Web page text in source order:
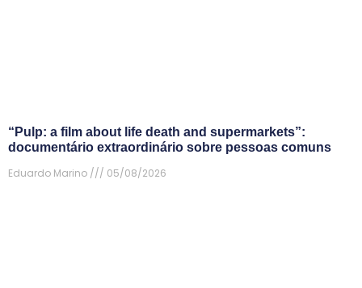
“Pulp: a film about life death and supermarkets”:
documentário extraordinário sobre pessoas comuns
Eduardo Marino
05/08/2026